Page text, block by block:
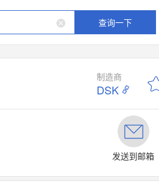
查询一下
制造商
DSK
发送到邮箱